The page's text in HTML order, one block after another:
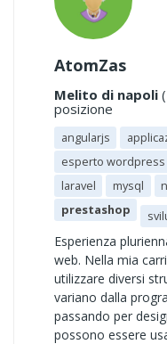
AtomZas
Melito di napoli
posizione
angularjs
esperto wordpress
laravel
mysql
prestashop
Esperienza
web. Nella mia
utilizzare diversi
variano dalla
passando per
possono essere